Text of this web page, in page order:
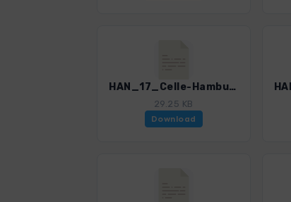
HAN_17_Celle-Hambuehren_4595_1.gpx
29.25 KB
Download